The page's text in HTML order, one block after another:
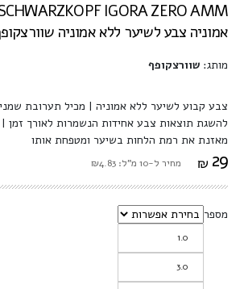
אמוניה צבע לשיער ללא אמוניה שוורצקופף |
מותג: שוורצקופף
צבע קבוע לשיער ללא אמוניה | מכיל תערובת
להשגת תוצאות צבע אחידות הנשמרות לאורך זמן |
מאזנת את רמת הלחות בשיער ומטפחת אותו
₪ 29 מחיר ל-10 מ"ל: ₪4.83
מספר
1.0
3.0